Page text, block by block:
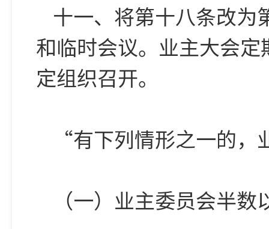
十一、将第十八条改
和临时会议。业主大会
定组织召开。
“有下列情形之一的
（一）业主委员会半